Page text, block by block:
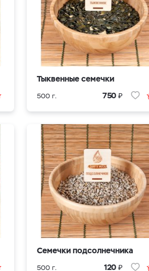
Тыквенные семечки
500 г. 750 ₽
Семечки подсолнечника
500 г. 120 ₽